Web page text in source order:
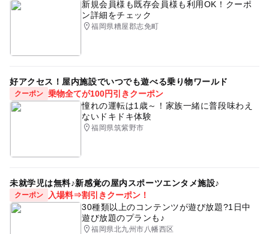
新規会員様も既存会員様も利用OK！クーポ
ン詳細をチェック
福岡県糟屋郡志免町
好アクセス！屋内施設でいつでも遊べる乗り物ワールド
クーポン 乗物全てが100円引きクーポン
憧れの運転は1歳～！家族一緒に普段味わえ
ないドキドキ体験
福岡県筑紫野市
未就学児は無料♪新感覚の屋内スポーツエンタメ施設♪
クーポン
入場料⇒割引きクーポン！
30種類以上のコンテンツが遊び放題?1日中
遊び放題のプランも♪
福岡県北九州市八幡西区